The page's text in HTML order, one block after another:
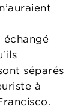
échangé
séparés
à